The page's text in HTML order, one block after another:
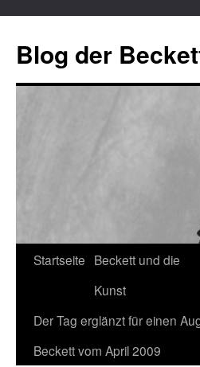
Blog der
Zum
springen
Startseite Beckett und die
Kunst
Der Tag erglänzt für einen
Beckett vom April 2009